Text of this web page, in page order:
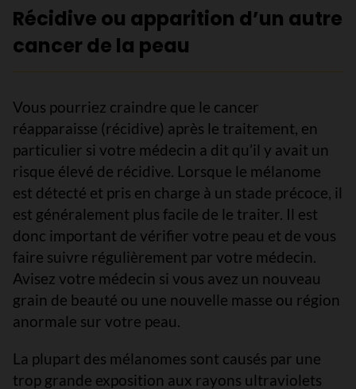
Récidive ou apparition d’un autre
cancer de la peau
Vous pourriez craindre que le cancer
réapparaisse (récidive) après le traitement, en
particulier si votre médecin a dit qu’il y avait un
risque élevé de récidive. Lorsque le mélanome
est détecté et pris en charge à un stade précoce, il
est généralement plus facile de le traiter. Il est
donc important de vérifier votre peau et de vous
faire suivre régulièrement par votre médecin.
Avisez votre médecin si vous avez un nouveau
grain de beauté ou une nouvelle masse ou région
anormale sur votre peau.
La plupart des mélanomes sont causés par une
trop grande exposition aux rayons ultraviolets